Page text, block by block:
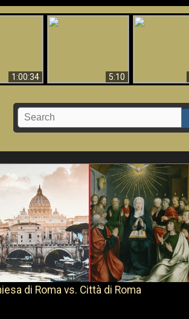
1:00:34
5:10
di Roma vs. Città di Roma